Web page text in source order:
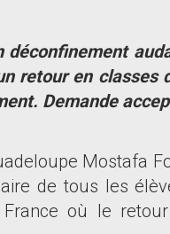
retour en classes
Demande
Mostafa
de tous les
où le